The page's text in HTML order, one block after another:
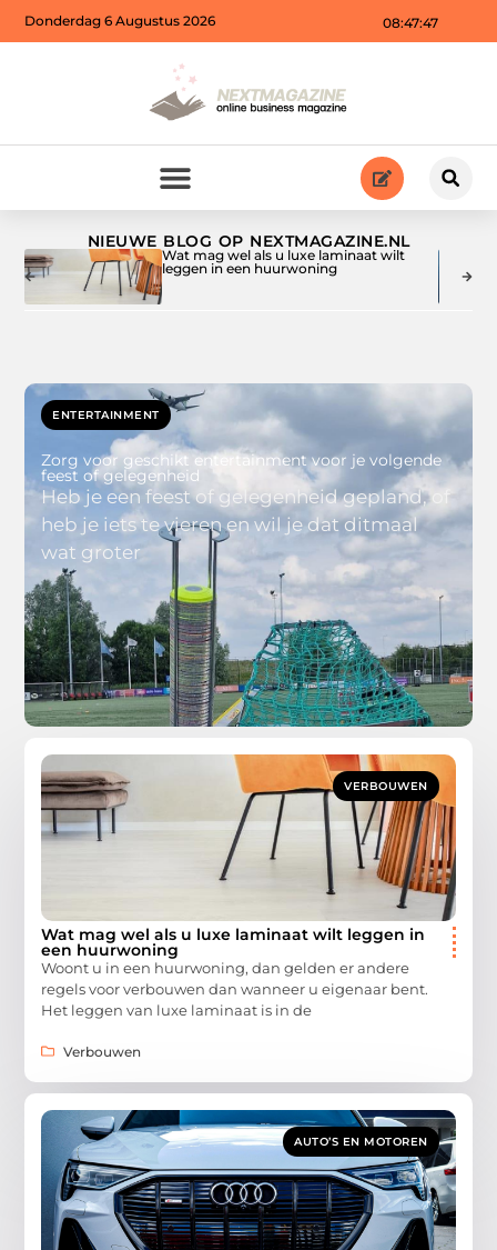
08:47:49
Donderdag 6 Augustus 2026
NIEUWE BLOG OP NEXTMAGAZINE.NL
Wat mag wel als u luxe laminaat wilt
leggen in een huurwoning
ENTERTAINMENT
Zorg voor geschikt entertainment voor je volgende
feest of gelegenheid
Heb je een feest of gelegenheid gepland, of
heb je iets te vieren en wil je dat ditmaal
wat groter
VERBOUWEN
Wat mag wel als u luxe laminaat wilt leggen in
een huurwoning
Woont u in een huurwoning, dan gelden er andere
regels voor verbouwen dan wanneer u eigenaar bent.
Het leggen van luxe laminaat is in de
Verbouwen
AUTO’S EN MOTOREN